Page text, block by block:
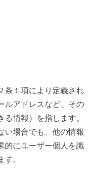
条１項により定義され
ルアドレスなど、その
情報）を指します。
い場合でも、他の情報
的にユーザー個人を識
。